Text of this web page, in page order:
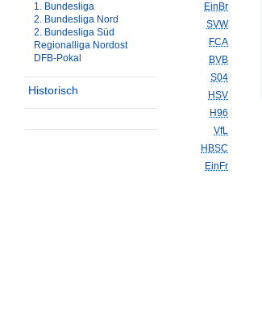
1. Bundesliga
2. Bundesliga Nord
2. Bundesliga Süd
Regionalliga Nordost
DFB-Pokal
Historisch
EinBr
SVW
FCA
BVB
S04
HSV
H96
VfL
HBSC
EinFr